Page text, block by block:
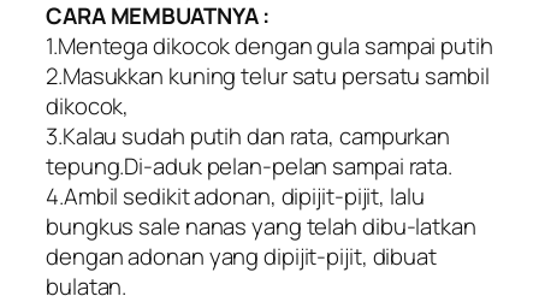
CARA MEMBUATNYA :
1.Mentega dikocok dengan gula sampai putih
2.Masukkan kuning telur satu persatu sambil
dikocok,
3.Kalau sudah putih dan rata, campurkan
tepung.Di-aduk pelan-pelan sampai rata.
4.Ambil sedikit adonan, dipijit-pijit, lalu
bungkus sale nanas yang telah dibu-latkan
dengan adonan yang dipijit-pijit, dibuat
bulatan.